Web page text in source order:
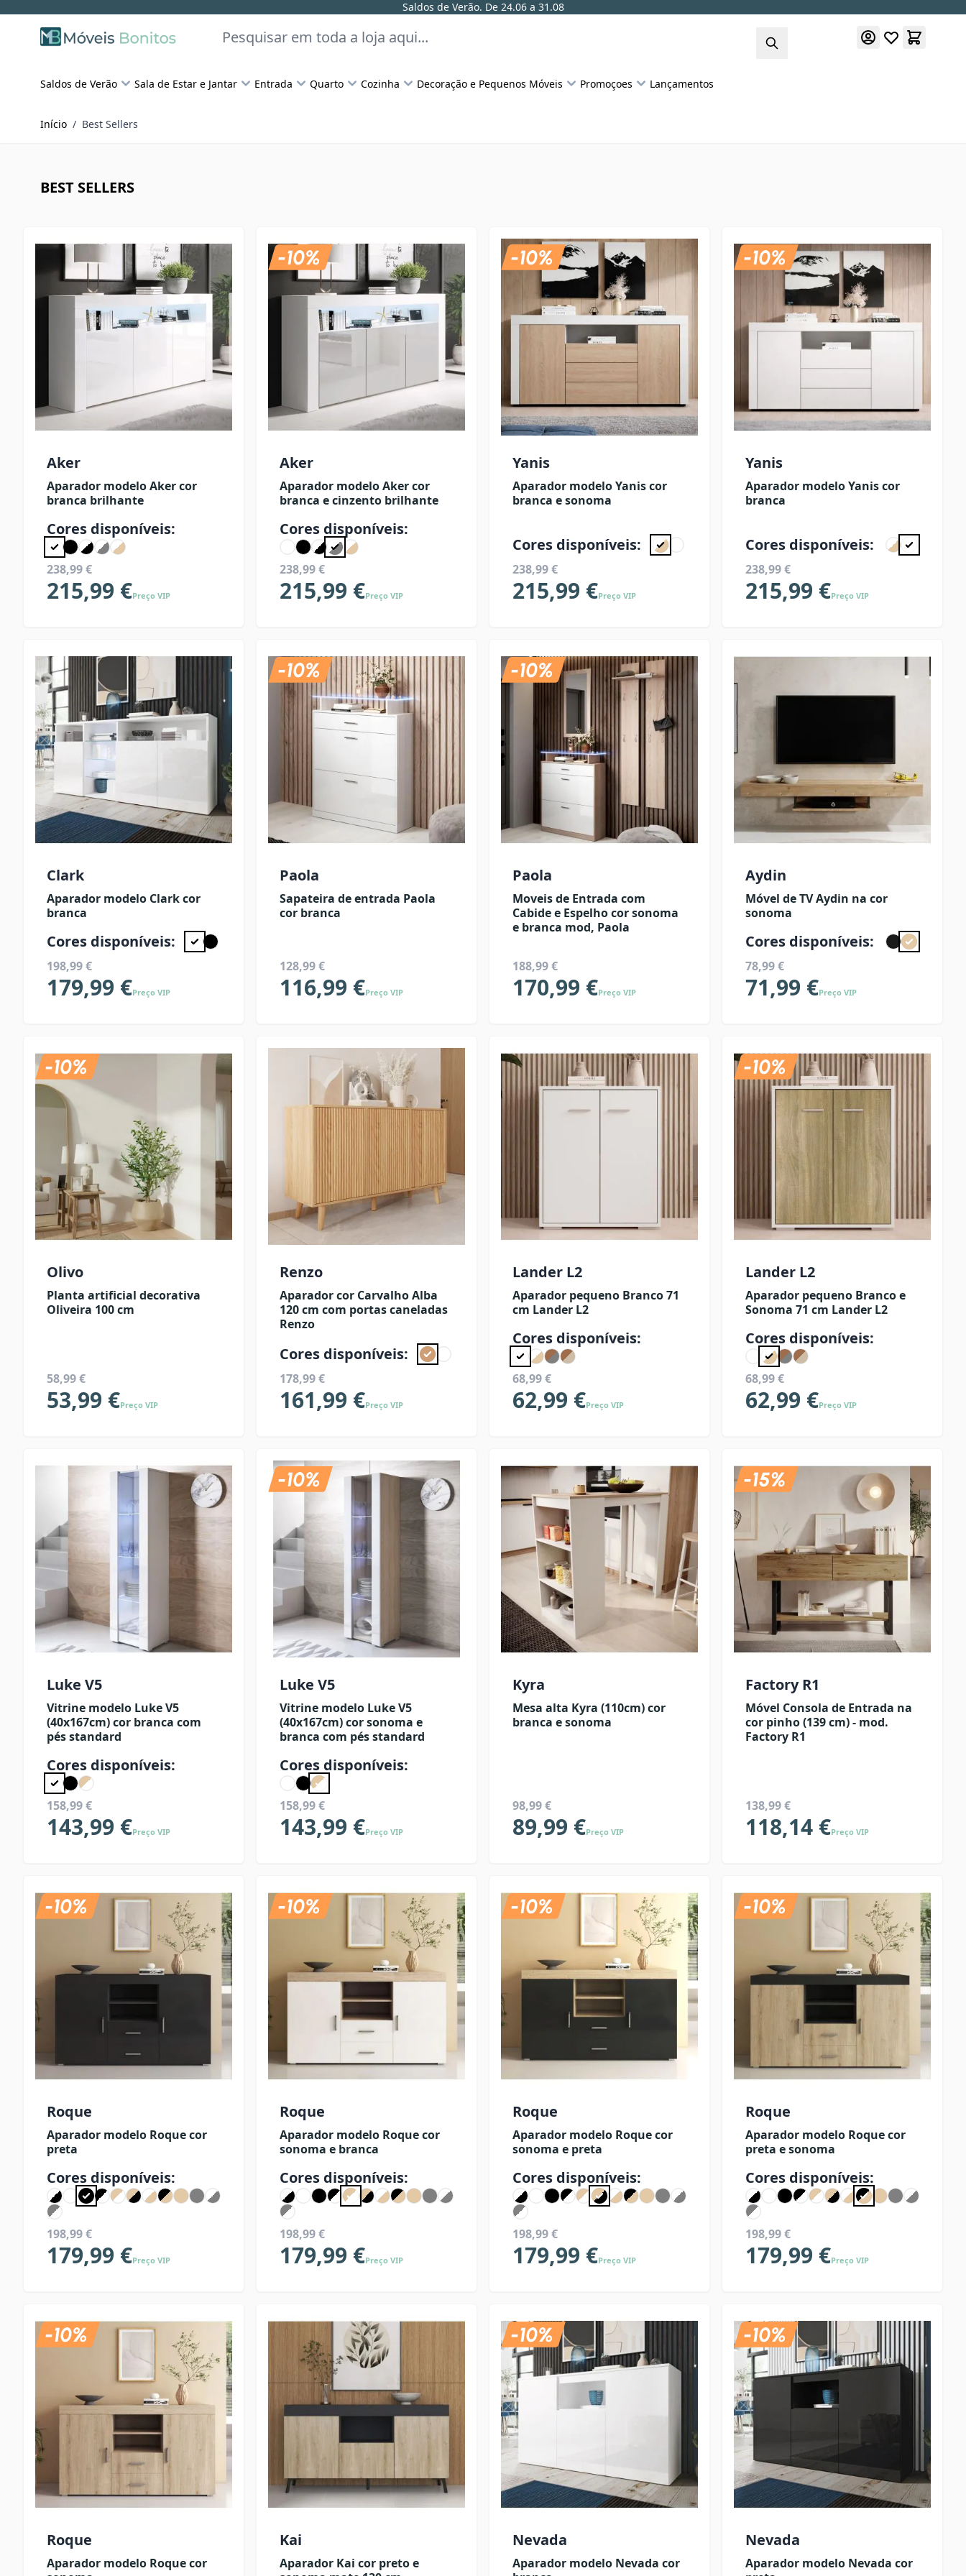
Saldos de Verão. De 24.06 a 31.08
Skip to Content
Pesquisar
Saldos de Verão Sala de Estar e Jantar Entrada Quarto Cozinha Decoração e Pequenos Móveis Promoçoes Lançamentos
Início / Best Sellers
BEST SELLERS
Aker
Aparador modelo Aker cor
branca brilhante
Cores disponíveis:
238,99 €
215,99 €Preço VIP
Aker
Aparador modelo Aker cor
branca e cinzento brilhante
Cores disponíveis:
238,99 €
215,99 €Preço VIP
Yanis
Aparador modelo Yanis cor
branca e sonoma
Cores disponíveis:
238,99 €
215,99 €Preço VIP
Yanis
Aparador modelo Yanis cor
branca
Cores disponíveis:
238,99 €
215,99 €Preço VIP
Clark
Aparador modelo Clark cor
branca
Cores disponíveis:
198,99 €
179,99 €Preço VIP
Paola
Sapateira de entrada Paola
cor branca
128,99 €
116,99 €Preço VIP
Paola
Moveis de Entrada com
Cabide e Espelho cor sonoma
e branca mod, Paola
188,99 €
170,99 €Preço VIP
Aydin
Móvel de TV Aydin na cor
sonoma
Cores disponíveis:
78,99 €
71,99 €Preço VIP
Olivo
Planta artificial decorativa
Oliveira 100 cm
58,99 €
53,99 €Preço VIP
Renzo
Aparador cor Carvalho Alba
120 cm com portas caneladas
Renzo
Cores disponíveis:
178,99 €
161,99 €Preço VIP
Lander L2
Aparador pequeno Branco 71
cm Lander L2
Cores disponíveis:
68,99 €
62,99 €Preço VIP
Lander L2
Aparador pequeno Branco e
Sonoma 71 cm Lander L2
Cores disponíveis:
68,99 €
62,99 €Preço VIP
Luke V5
Vitrine modelo Luke V5
(40x167cm) cor branca com
pés standard
Cores disponíveis:
158,99 €
143,99 €Preço VIP
Luke V5
Vitrine modelo Luke V5
(40x167cm) cor sonoma e
branca com pés standard
Cores disponíveis:
158,99 €
143,99 €Preço VIP
Kyra
Mesa alta Kyra (110cm) cor
branca e sonoma
98,99 €
89,99 €Preço VIP
Factory R1
Móvel Consola de Entrada na
cor pinho (139 cm) - mod.
Factory R1
138,99 €
118,14 €Preço VIP
Roque
Aparador modelo Roque cor
preta
Cores disponíveis:
198,99 €
179,99 €Preço VIP
Roque
Aparador modelo Roque cor
sonoma e branca
Cores disponíveis:
198,99 €
179,99 €Preço VIP
Roque
Aparador modelo Roque cor
sonoma e preta
Cores disponíveis:
198,99 €
179,99 €Preço VIP
Roque
Aparador modelo Roque cor
preta e sonoma
Cores disponíveis:
198,99 €
179,99 €Preço VIP
Roque
Aparador modelo Roque cor
Kai
Aparador Kai cor preto e
Nevada
Aparador modelo Nevada cor
Nevada
Aparador modelo Nevada cor